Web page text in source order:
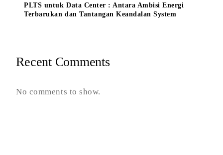
PLTS untuk Data Center : Antara Ambisi Energi
Terbarukan dan Tantangan Keandalan System
Recent Comments
No comments to show.